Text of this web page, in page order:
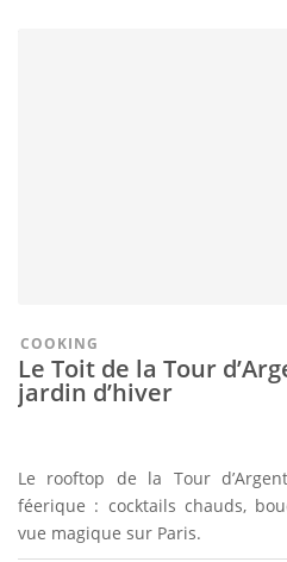
COOKING
Le Toit de la Tour
jardin d’hiver
Le rooftop de la Tour
féerique : cocktails chauds,
vue magique sur Paris.